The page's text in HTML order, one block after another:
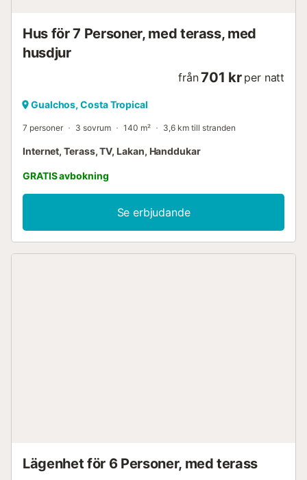
Hus för 7 Personer, med terass, med
husdjur
från 701 kr per natt
Gualchos, Costa Tropical
7 personer 3 sovrum 140 m² 3,6 km till stranden
Internet, Terass, TV, Lakan, Handdukar
GRATIS avbokning
Se erbjudande
Lägenhet för 6 Personer, med terass